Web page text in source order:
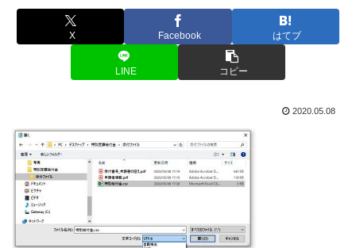
X Facebook はてブ
LINE コピー
2020.05.08